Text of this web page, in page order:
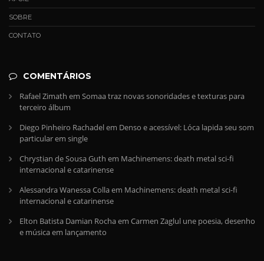
SOBRE
CONTATO
COMENTÁRIOS
Rafael Zimath em Somaa traz novas sonoridades e texturas para
terceiro álbum
Diego Pinheiro Rachadelem Denso e acessível: Lóca lapida seu som
particular em single
Chrystian de Sousa Guth em Machinemens: death metal sci-fi
internacional e catarinense
Alessandra Wanessa Collaem Machinemens: death metal sci-fi
internacional e catarinense
Elton Batista Damian Rochaem Carmen Zaglul une poesia, desenho
e música em lançamento